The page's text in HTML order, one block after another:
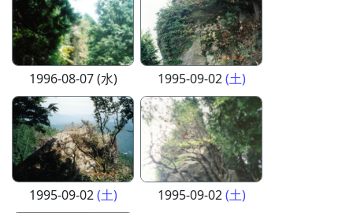
1996-08-07 (水) 1995-09-02(土)
1995-09-02(土) 1995-09-02(土)